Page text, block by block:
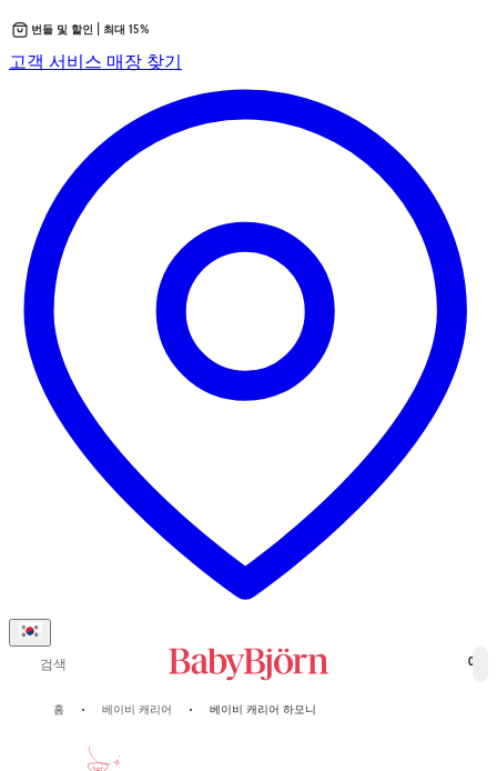
텐
가
기
번들 및 할인 | 최대 15%
고객 서비스 새
서
립
매장 찾기
검색 0
홈 베이비 캐리어 베이비 캐리어 하모니
보증